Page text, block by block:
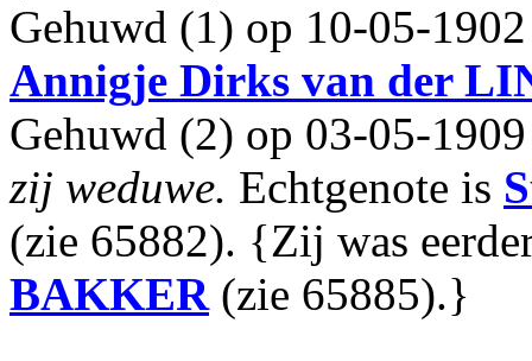
Gehuwd (1) op 10-05-
Annigje Dirks van der
Gehuwd (2) op 03-05-
zij weduwe. Echtgenote is
(zie 65882). {Zij was
BAKKER(zie 65885).}